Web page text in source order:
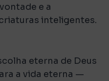
e a
inteligentes.
eterna de Deus
a vida eterna —